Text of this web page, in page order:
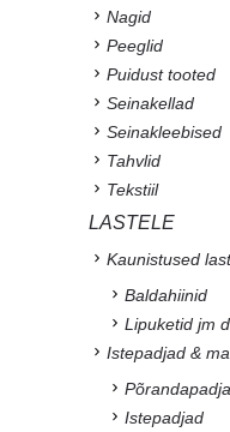
Nagid
Peeglid
Puidust tooted
Seinakellad
Seinakleebised
Tahvlid
Tekstiil
LASTELE
Kaunistused
Baldahiinid
Lipuketid jm
Istepadjad &
Istepadjad